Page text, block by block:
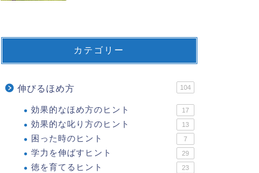
カテゴリー
伸びるほめ方 104
効果的なほめ方のヒント 17
効果的な叱り方のヒント 13
困った時のヒント 7
学力を伸ばすヒント 29
徳を育てるヒント 23